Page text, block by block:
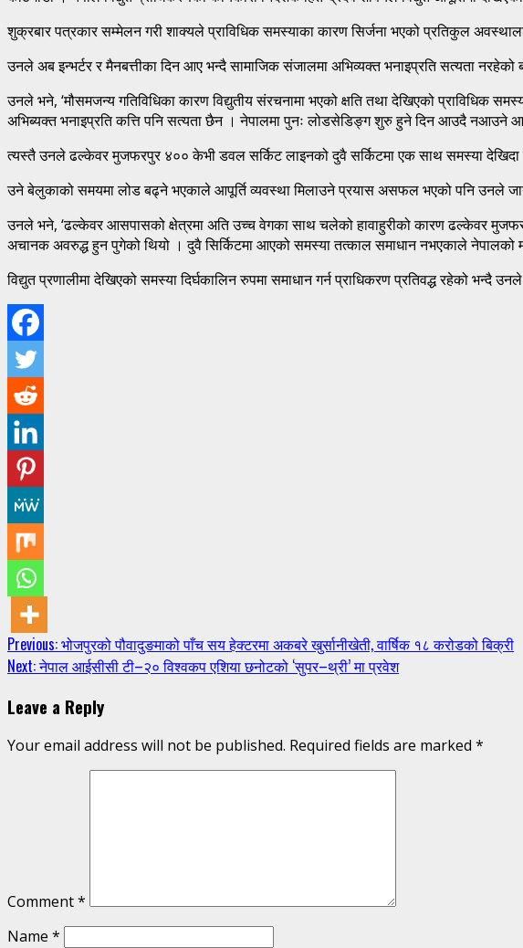
शुक्रबार पत्रकार सम्मेलन गरी शाक्यले प्राविधिक समस्याका कारण सिर्जना भएको प्रतिकुल
उनले अब इन्भर्टर र मैनबत्तीका दिन आए भन्दै सामाजिक संजालमा अभिव्यक्त भनाइप्रति सत्यता नरहेको
उनले भने, ‘मौसमजन्य गतिविधिका कारण विद्युतीय संरचनामा भएको क्षति तथा देखिएको प्राविधिक
अभिब्यक्त भनाइप्रति कत्ति पनि सत्यता छैन । नेपालमा पुनः लोडसेडिङ्ग शुरु हुने दिन आउदै नआउने
त्यस्तै उनले ढल्केवर मुजफरपुर ४०० केभी डवल सर्किट लाइनको दुवै सर्किटमा एक साथ समस्या देखिदा
उने बेलुकाको समयमा लोड बढ्ने भएकाले आपूर्ति व्यवस्था मिलाउने प्रयास असफल भएको पनि उनले
उनले भने, ‘ढल्केवर आसपासको क्षेत्रमा अति उच्च वेगका साथ चलेको हावाहुरीको कारण ढल्केवर
अचानक अवरुद्ध हुन पुगेको थियो । दुवै सिर्किटमा आएको समस्या तत्काल समाधान नभएकाले नेपालको
विद्युत प्रणालीमा देखिएको समस्या दिर्घकालिन रुपमा समाधान गर्न प्राधिकरण प्रतिवद्ध रहेको भन्दै
Continue
Reading
Previous:भोजपुरको पौवादुङमाको पाँच सय हेक्टरमा अकबरे खुर्सानीखेती, वार्षिक १८ करोडको बिक्री
Next:नेपाल आईसीसी टी–२० विश्वकप एशिया छनोटको ‘सुपर–थ्री’ मा प्रवेश
Leave a Reply
Your email address will not be published. Required fields are marked *
Comment*
Name *